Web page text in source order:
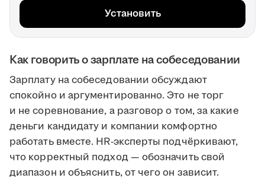
Установить
Как говорить о зарплате на собеседовании
Зарплату на собеседовании обсуждают
спокойно и аргументированно. Это не торг
и не соревнование, а разговор о том, за какие
деньги кандидату и компании комфортно
работать вместе. HR-эксперты подчёркивают,
что корректный подход — обозначить свой
диапазон и объяснить, от чего он зависит.